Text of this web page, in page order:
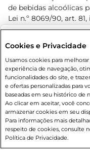
Rio de Janeiro (RJ)
Caso queira comprar
suas compras:
Entrega em casa
de bebidas alcoólicas
Lei n.º 8069/90, art.
Adolescente). Preços
prévio. O valor
80,00.
© 2026
Cookies e Privacidade
Usamos cookies para melhorar
experiência de navegação,
funcionalidades do site, e
e ofertas personalizadas para
baseadas em seu histórico de
Ao clicar em aceitar, você
armazenar cookies em seu
Para informações mais
respeito de cookies, consulte
Política de Privacidade.